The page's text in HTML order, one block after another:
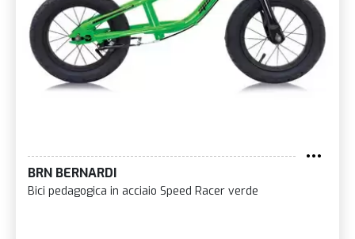
BRN BERNARDI
Bici pedagogica in acciaio Speed Racer verde